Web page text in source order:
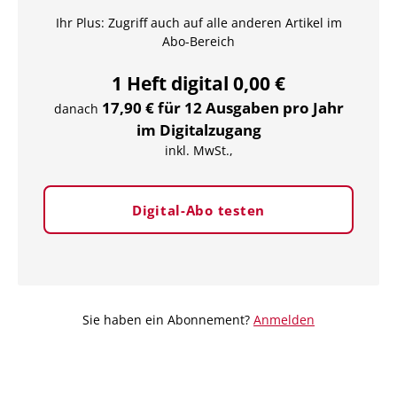
Ihr Plus: Zugriff auch auf alle anderen Artikel im
Abo-Bereich
1 Heft digital 0,00 €
danach 17,90 € für 12 Ausgaben pro Jahr
im Digitalzugang
inkl. MwSt.,
Digital-Abo testen
Sie haben ein Abonnement? Anmelden